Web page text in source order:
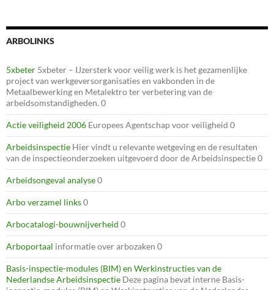
ARBOLINKS
5xbeter 5xbeter – IJzersterk voor veilig werk is het gezamenlijke
project van werkgeversorganisaties en vakbonden in de
Metaalbewerking en Metalektro ter verbetering van de
arbeidsomstandigheden. 0
Actie veiligheid 2006 Europees Agentschap voor veiligheid 0
Arbeidsinspectie Hier vindt u relevante wetgeving en de resultaten
van de inspectieonderzoeken uitgevoerd door de Arbeidsinspectie 0
Arbeidsongeval analyse0
Arbo verzamel links0
Arbocatalogi-bouwnijverheid 0
Arboportaal informatie over arbozaken 0
Basis-inspectie-modules (BIM) en Werkinstructies van de
Nederlandse Arbeidsinspectie Deze pagina bevat interne Basis-